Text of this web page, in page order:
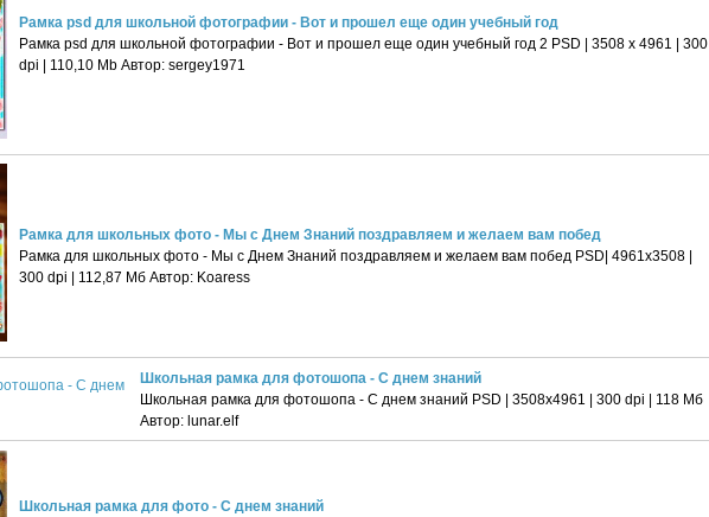
Рамка psd для школьной фотографии - Вот и прошел еще один учебный год
Рамка psd для школьной фотографии - Вот и прошел еще один учебный год 2 PSD | 3508 x 4961 | 300
dpi | 110,10 Mb Автор: sergey1971
Рамка для школьных фото - Мы с Днем Знаний поздравляем и желаем вам побед
Рамка для школьных фото - Мы с Днем Знаний поздравляем и желаем вам побед PSD| 4961x3508 |
300 dpi | 112,87 Мб Автор: Koaress
Школьная рамка для фотошопа - С днем знаний
Школьная рамка для фотошопа - С днем знаний PSD | 3508x4961 | 300 dpi | 118 Мб
Автор: lunar.elf
Школьная рамка для фото - С днем знаний